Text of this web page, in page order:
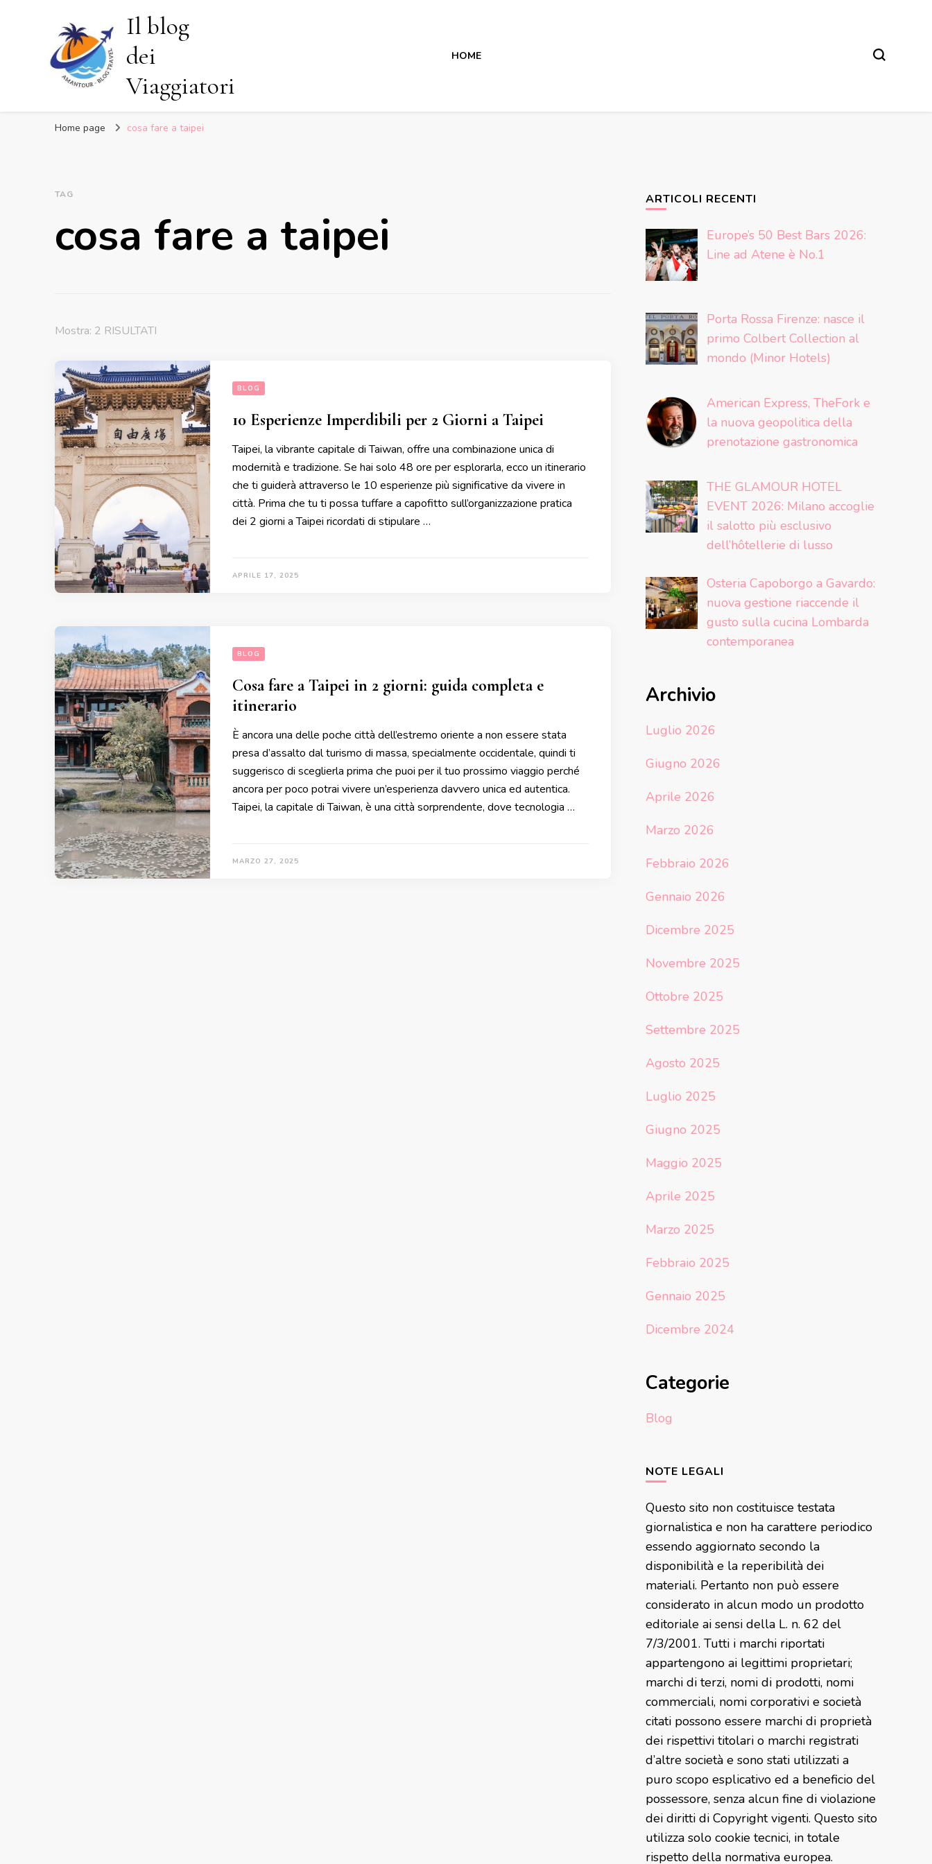
Il blog
dei
Viaggiatori
HOME
Home page cosa fare a taipei
TAG
cosa fare a taipei
Mostra: 2 RISULTATI
BLOG
10 Esperienze Imperdibili per 2 Giorni a Taipei
Taipei, la vibrante capitale di Taiwan, offre una combinazione unica di
modernità e tradizione. Se hai solo 48 ore per esplorarla, ecco un itinerario
che ti guiderà attraverso le 10 esperienze più significative da vivere in
città. Prima che tu ti possa tuffare a capofitto sull’organizzazione pratica
dei 2 giorni a Taipei ricordati di stipulare …
APRILE 17, 2025
BLOG
Cosa fare a Taipei in 2 giorni: guida completa e
itinerario
È ancora una delle poche città dell’estremo oriente a non essere stata
presa d’assalto dal turismo di massa, specialmente occidentale, quindi ti
suggerisco di sceglierla prima che puoi per il tuo prossimo viaggio perché
ancora per poco potrai vivere un’esperienza davvero unica ed autentica.
Taipei, la capitale di Taiwan, è una città sorprendente, dove tecnologia …
MARZO 27, 2025
ARTICOLI RECENTI
Europe’s 50 Best Bars 2026:
Line ad Atene è No.1
Porta Rossa Firenze: nasce il
primo Colbert Collection al
mondo (Minor Hotels)
American Express, TheFork e
la nuova geopolitica della
prenotazione gastronomica
THE GLAMOUR HOTEL
EVENT 2026: Milano accoglie
il salotto più esclusivo
dell’hôtellerie di lusso
Osteria Capoborgo a Gavardo:
nuova gestione riaccende il
gusto sulla cucina Lombarda
contemporanea
Archivio
Luglio 2026
Giugno 2026
Aprile 2026
Marzo 2026
Febbraio 2026
Gennaio 2026
Dicembre 2025
Novembre 2025
Ottobre 2025
Settembre 2025
Agosto 2025
Luglio 2025
Giugno 2025
Maggio 2025
Aprile 2025
Marzo 2025
Febbraio 2025
Gennaio 2025
Dicembre 2024
Categorie
Blog
NOTE LEGALI
Questo sito non costituisce testata
giornalistica e non ha carattere periodico
essendo aggiornato secondo la
disponibilità e la reperibilità dei
materiali. Pertanto non può essere
considerato in alcun modo un prodotto
editoriale ai sensi della L. n. 62 del
7/3/2001. Tutti i marchi riportati
appartengono ai legittimi proprietari;
marchi di terzi, nomi di prodotti, nomi
commerciali, nomi corporativi e società
citati possono essere marchi di proprietà
dei rispettivi titolari o marchi registrati
d’altre società e sono stati utilizzati a
puro scopo esplicativo ed a beneficio del
possessore, senza alcun fine di violazione
dei diritti di Copyright vigenti. Questo sito
utilizza solo cookie tecnici, in totale
rispetto della normativa europea.